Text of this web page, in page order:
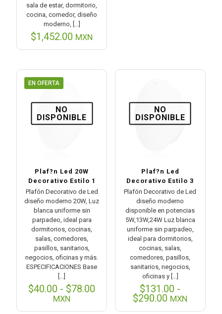
sala de estar, dormitorio,
cocina, comedor, diseño
moderno,
$1,452.00 MXN
EN OFERTA
NO
DISPONIBLE
Plaf?n Led 20W
Decorativo Estilo 1
Plafón Decorativo de Led
diseño moderno 20W, Luz
blanca uniforme sin
parpadeo, ideal para
dormitorios, cocinas,
salas, comedores,
pasillos, sanitarios,
negocios, oficinas y más.
ESPECIFICACIONES Base
[…]
$40.00 - $78.00
precios:
MXN
NO
DISPONIBLE
Plaf?n Led
Decorativo Estilo 3
Plafón Decorativo de Led
diseño moderno
disponible en potencias
5W,13W,24W Luz blanca
uniforme sin parpadeo,
ideal para dormitorios,
cocinas, salas,
comedores, pasillos,
sanitarios, negocios,
oficinas y[…]
$131.00 -
$290.00 Rango
MXN